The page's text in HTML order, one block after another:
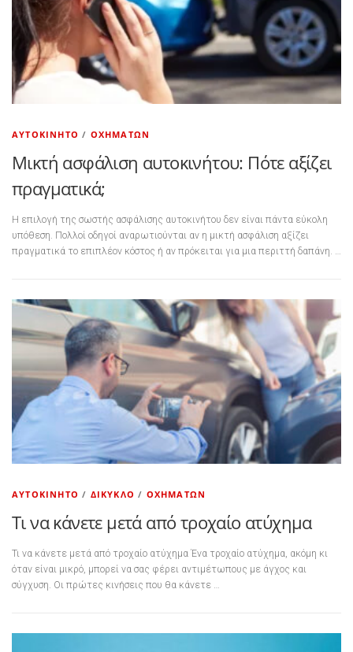
ΑΥΤΟΚΊΝΗΤΟ / ΟΧΗΜΆΤΩΝ
Μικτή ασφάλιση αυτοκινήτου: Πότε αξίζει
πραγματικά;
Η επιλογή της σωστής ασφάλισης αυτοκινήτου δεν είναι πάντα εύκολη
υπόθεση. Πολλοί οδηγοί αναρωτιούνται αν η μικτή ασφάλιση αξίζει
πραγματικά το επιπλέον κόστος ή αν πρόκειται για μια περιττή δαπάνη. …
ΑΥΤΟΚΊΝΗΤΟ / ΔΊΚΥΚΛΟ / ΟΧΗΜΆΤΩΝ
Τι να κάνετε μετά από τροχαίο ατύχημα
Τι να κάνετε μετά από τροχαίο ατύχημα Ένα τροχαίο ατύχημα, ακόμη κι
όταν είναι μικρό, μπορεί να σας φέρει αντιμέτωπους με άγχος και
σύγχυση. Οι πρώτες κινήσεις που θα κάνετε …